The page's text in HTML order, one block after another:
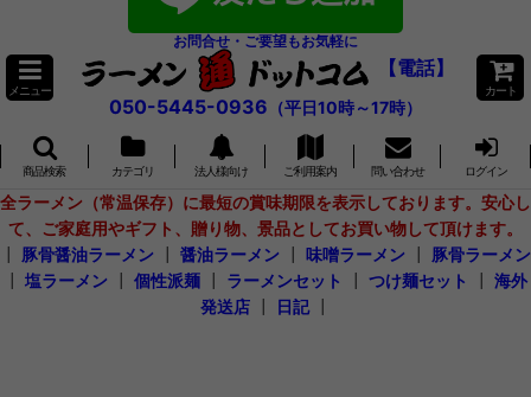
お問合せ・ご要望もお気軽に
メニュー
【電話】
050-5445-0936 （平日10時～17時）
カート
商品検索 カテゴリ 法人様向け ご利用案内 問い合わせ ログイン
全ラーメン（常温保存）に最短の賞味期限を表示しております。安心し
て、ご家庭用やギフト、贈り物、景品としてお買い物して頂けます。
豚骨醤油ラーメン 醤油ラーメン 味噌ラーメン
豚骨ラーメン
塩ラーメン 個性派麺 ラーメンセット つけ麺セット
海外
発送店
日記┃